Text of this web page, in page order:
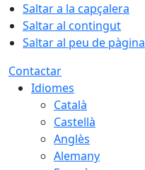
Saltar a la capçalera
Saltar al contingut
Saltar al peu de pàgina
Contactar
Idiomes
Català
Castellà
Anglès
Alemany